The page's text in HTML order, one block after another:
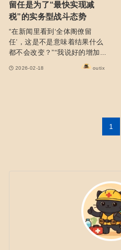
留任是为了“最快实现减
税”的实务型战斗态势
“在新闻里看到‘全体阁僚留
任’，这是不是意味着结果什么
都不会改变？”“我说好的增加...
2026-02-18 outix
1